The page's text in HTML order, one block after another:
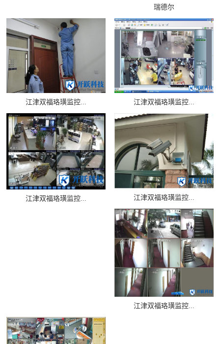
瑞德尔
江津双福珞璜监控... 江津双福珞璜监控...
江津双福珞璜监控... 江津双福珞璜监控...
江津双福珞璜监控...